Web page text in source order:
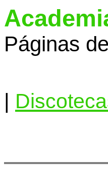
Páginas